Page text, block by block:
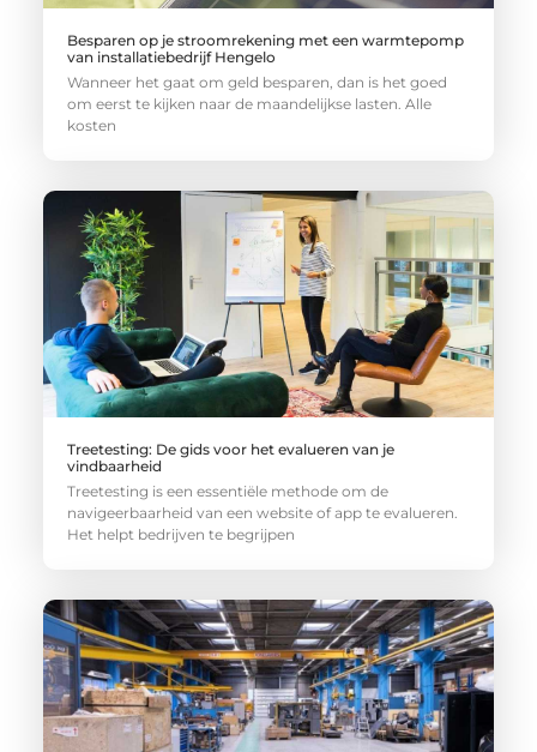
Besparen op je stroomrekening met een warmtepomp
van installatiebedrijf Hengelo
Wanneer het gaat om geld besparen, dan is het goed
om eerst te kijken naar de maandelijkse lasten. Alle
kosten
Treetesting: De gids voor het evalueren van je
vindbaarheid
Treetesting is een essentiële methode om de
navigeerbaarheid van een website of app te evalueren.
Het helpt bedrijven te begrijpen